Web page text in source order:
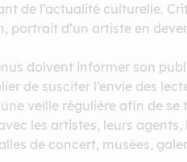
de l’actualité culturelle.
portrait d’un artiste en
doivent informer son
de susciter l’envie des
veille régulière afin de
les artistes, leurs
de concert, musées,